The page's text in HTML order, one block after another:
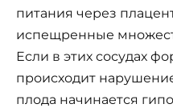
питания через
испещренные
Если в этих сосудах
происходит
плода начинается